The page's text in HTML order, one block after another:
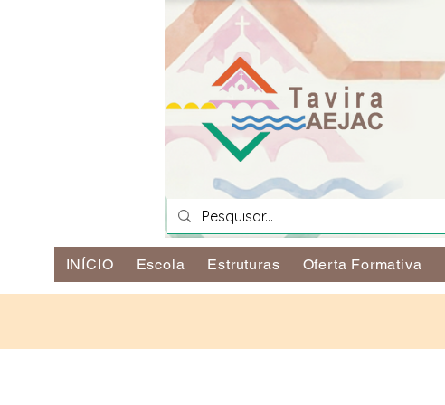
INÍCIO Escola Estruturas Oferta Formativa